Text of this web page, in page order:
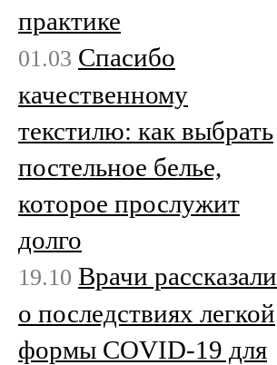
практике
01.03 Спасибо
качественному
текстилю: как выбрать
постельное белье,
которое прослужит
долго
19.10 Врачи рассказали
о последствиях легкой
формы COVID-19 для